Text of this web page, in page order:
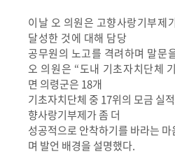
이날 오 의원은 고향사랑기부제
달성한 것에 대해 담당
공무원의 노고를 격려하며 말문
오 의원은 “도내 기초자치단체
면 의령군은 18개
기초자치단체 중 17위의 모금 실적
향사랑기부제가 좀 더
성공적으로 안착하기를 바라는
며 발언 배경을 설명했다.